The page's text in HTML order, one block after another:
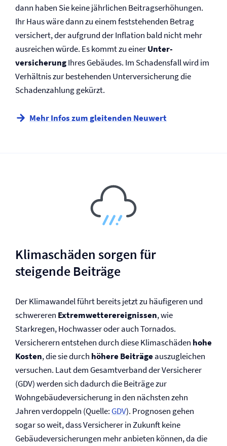
dann haben Sie keine jährlichen Beitragserhöhungen.
Ihr Haus wäre dann zu einem feststehenden Betrag
versichert, der aufgrund der Inflation bald nicht mehr
ausreichen würde. Es kommt zu einerUnter­­
versicherungIhres Gebäudes. Im Schadensfall wird im
Verhältnis zur bestehenden Unter­versicherung die
Schadenzahlung gekürzt.
Mehr Infos zum gleitenden Neuwert
Klimaschäden sorgen für
steigende Beiträge
Der Klimawandel führt bereits jetzt zu häufigeren und
schwereren Extremwetterereignissen, wie
Starkregen, Hochwasser oder auch Tornados.
Versicherern entstehen durch diese Klimaschäden hohe
Kosten, die sie durch höhere Beiträgeauszugleichen
versuchen. Laut dem Gesamtverband der Versicherer
(GDV) werden sich dadurch die Beiträge zur
Wohngebäude­versicherung in den nächsten zehn
Jahren verdoppeln (Quelle: GDV). Prognosen gehen
sogar so weit, dass Versicherer in Zukunft keine
Gebäude­versicherungen mehr anbieten können, da die